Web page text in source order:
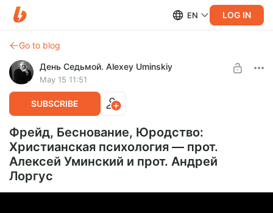
EN LOG IN
Go to blog
День Седьмой. Alexey Uminskiy
May 15 11:51
SUBSCRIBE
Фрейд, Беснование, Юродство:
Христианская психология — прот.
Алексей Уминский и прот. Андрей
Лоргус